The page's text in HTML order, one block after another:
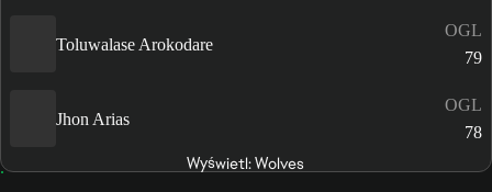
Toluwalase Arokodare
OGL
79
Jhon Arias
OGL
78
Wyświetl: Wolves